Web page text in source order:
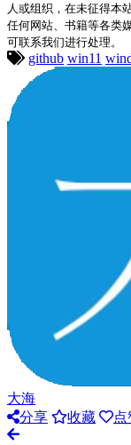
人或组织，在未征得本
任何网站、书籍等各类
可联系我们进行处理。
github win11
大海
分享
收藏 点